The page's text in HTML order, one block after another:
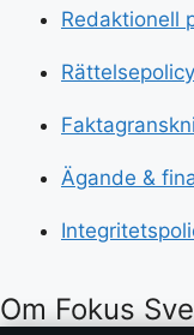
Redaktionell
Rättelsepolicy
Ägande &
Om Fokus